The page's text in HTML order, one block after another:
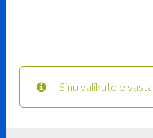
Sinu valikutele